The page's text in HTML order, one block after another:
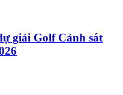
giải Golf Cảnh sát